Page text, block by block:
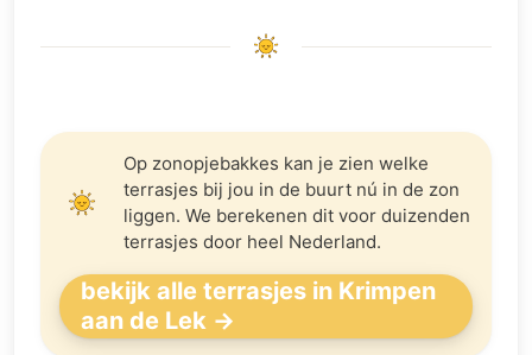
Op zonopjebakkes kan je zien welke
terrasjes bij jou in de buurt nú in de zon
liggen. We berekenen dit voor duizenden
terrasjes door heel Nederland.
bekijk alle terrasjes in Krimpen
aan de Lek →